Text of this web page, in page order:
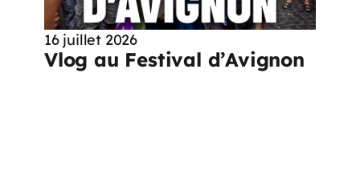
16 juillet 2026
Vlog au Festival d’Avignon